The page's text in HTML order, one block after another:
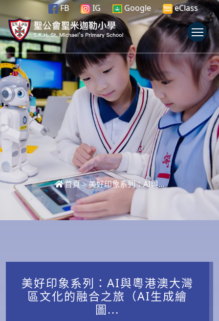
FB IG Google eClass
首頁>美好印象系列：AI與...
美好印象系列：AI與粵港澳大灣
區文化的融合之旅（AI生成繪
圖...